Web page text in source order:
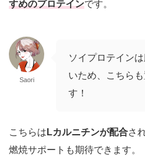
すめのプロテインです。
Saori
ソイプロテイン
いため、こちら
す！
こちらは Lカルニチンが配合さ
燃焼サポートも期待できます。